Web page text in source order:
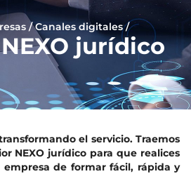
/Canales digitales/
jurídico
el servicio. Traemos
NEXO jurídico para que realices
empresa de formar fácil, rápida y